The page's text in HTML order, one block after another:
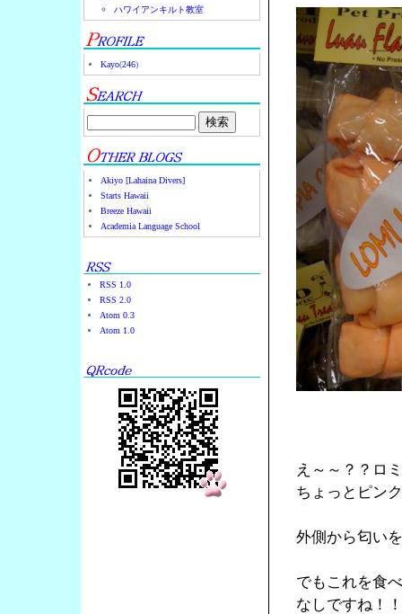
ハワイアンキルト教室
Kayo(246)
Akiyo [Lahaina Divers]
Starts Hawaii
Breeze Hawaii
Academia Language School
RSS 1.0
RSS 2.0
Atom 0.3
Atom 1.0
え～～？？ロ
ちょっとピン
外側から匂い
でもこれを食
なしですね！